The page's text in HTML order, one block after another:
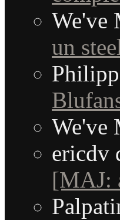
We've
un
We've
ericdv
[MAJ: